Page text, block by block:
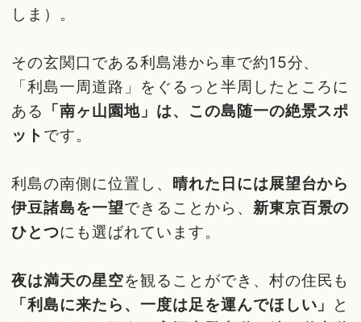
しま）。
その玄関口である利島港から車で約15分、
「利島一周道路」をぐるっと半周したところに
ある 「南ヶ山園地」は、この島随一の絶景スポ
ット です。
利島の南側に位置し、 晴れた日には展望台から
伊豆諸島を一望できることから、 新東京百景の
ひとつにも選ばれています。
夜は満天の星空を観ることができ、村の住民も
「利島に来たら、一度は足を運んでほしい」 と